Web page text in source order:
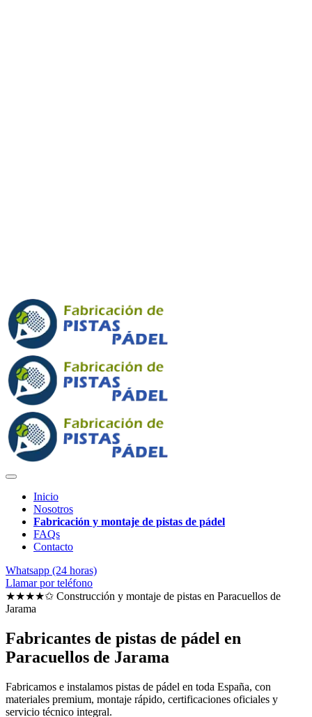
Inicio
Nosotros
Fabricación y montaje de pistas de pádel
FAQs
Contacto
Whatsapp (24 horas)
Llamar por teléfono
★★★★✩ Construcción y montaje de pistas en Paracuellos de
Jarama
Fabricantes de pistas de pádel en
Paracuellos de Jarama
Fabricamos e instalamos pistas de pádel en toda España, con
materiales premium, montaje rápido, certificaciones oficiales y
servicio técnico integral.